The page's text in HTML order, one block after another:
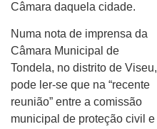
Câmara daquela cidade.
Numa nota de imprensa da
Câmara Municipal de
Tondela, no distrito de Viseu,
pode ler-se que na “recente
reunião” entre a comissão
municipal de proteção civil e